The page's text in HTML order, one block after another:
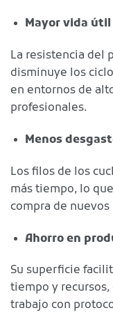
Mayor vida útil
La resistencia del
disminuye los
en entornos de
profesionales.
Menos
Los filos de los
más tiempo, lo
compra de
Ahorro en
Su superficie
tiempo y
trabajo con